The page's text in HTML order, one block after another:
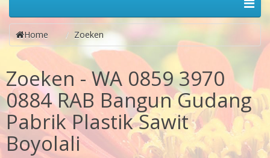
Home Zoeken
Zoeken - WA 0859 3970
0884 RAB Bangun Gudang
Pabrik Plastik Sawit
Boyolali